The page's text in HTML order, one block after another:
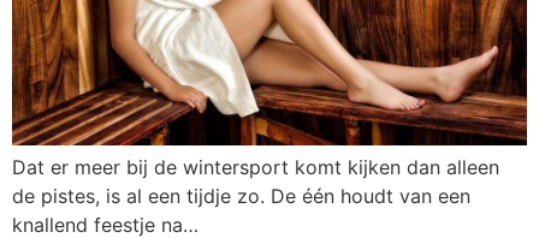
Dat er meer bij de wintersport komt kijken dan alleen
de pistes, is al een tijdje zo. De één houdt van een
knallend feestje na…